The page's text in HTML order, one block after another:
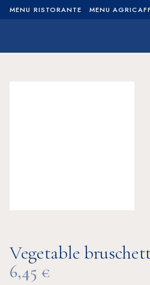
MENU RISTORANTE MENU
Vegetable
6,45 €